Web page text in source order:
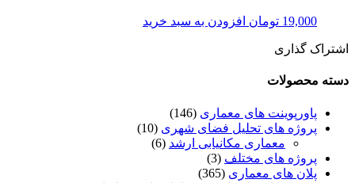
19,000 تومان افزودن به سبد خرید
اشتراک گذاری
دسته محصولات
پاورپوینت های معماری (146)
پروژه های تحلیل فضای شهری (10)
معماری مکانیابی ارشد (6)
پروژه های مختلف (3)
پلان های معماری (365)